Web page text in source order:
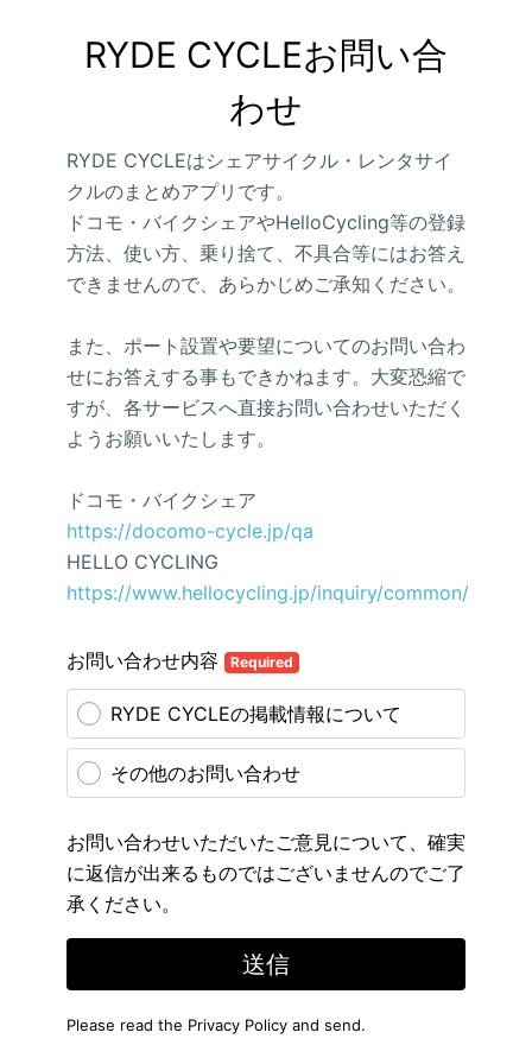
RYDE CYCLEお問い合
わせ
RYDE CYCLEはシェアサイクル・レンタサイ
クルのまとめアプリです。
ドコモ・バイクシェアやHelloCycling等の登録
方法、使い方、乗り捨て、不具合等にはお答え
できませんので、あらかじめご承知ください。
また、ポート設置や要望についてのお問い合わ
せにお答えする事もできかねます。大変恐縮で
すが、各サービスへ直接お問い合わせいただく
ようお願いいたします。
ドコモ・バイクシェア
https://docomo-cycle.jp/qa
HELLO CYCLING
https://www.hellocycling.jp/inquiry/common/
お問い合わせ内容 Required
RYDE CYCLEの掲載情報について
その他のお問い合わせ
お問い合わせいただいたご意見について、確実
に返信が出来るものではございませんのでご了
承ください。
送信
Please read the Privacy Policy and send.